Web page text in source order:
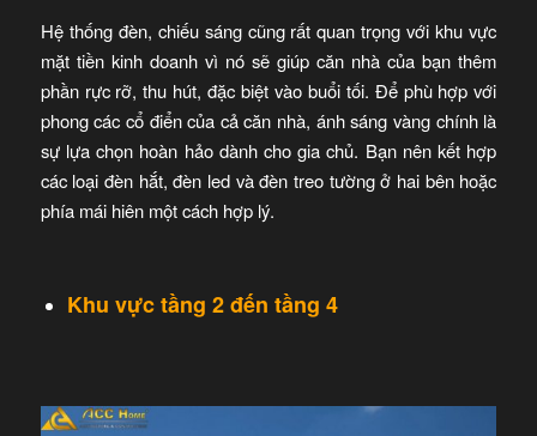
Hệ thống đèn, chiếu sáng cũng rất quan trọng với khu vực
mặt tiền kinh doanh vì nó sẽ giúp căn nhà của bạn thêm
phần rực rỡ, thu hút, đặc biệt vào buổi tối. Để phù hợp với
phong các cổ điển của cả căn nhà, ánh sáng vàng chính là
sự lựa chọn hoàn hảo dành cho gia chủ. Bạn nên kết hợp
các loại đèn hắt, đèn led và đèn treo tường ở hai bên hoặc
phía mái hiên một cách hợp lý.
Khu vực tầng 2 đến tầng 4